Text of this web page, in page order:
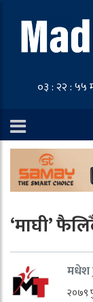
‘माघी’
मधेश
२०७९